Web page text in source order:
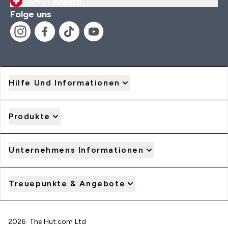
Folge uns
Hilfe Und Informationen
Produkte
Unternehmens Informationen
Treuepunkte & Angebote
2026 The Hut.com Ltd